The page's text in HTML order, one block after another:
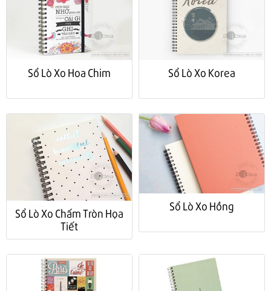
Sổ Lò Xo Hoa Chim Sổ Lò Xo Korea
Sổ Lò Xo Chấm Tròn Họa
Tiết
Sổ Lò Xo Hồng